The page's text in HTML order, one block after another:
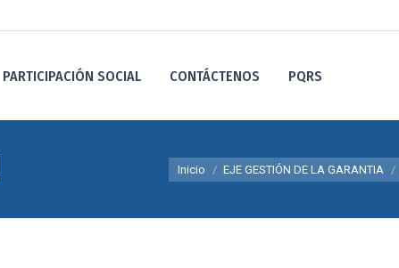
PARTICIPACIÓN SOCIAL CONTÁCTENOS PQRS
Estás aquí:
Inicio EJE GESTIÓN DE LA GARANTIA